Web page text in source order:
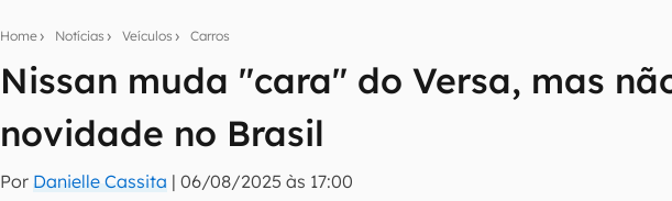
Home Notícias Veículos Carros
Nissan muda "cara" do Versa, mas
novidade no Brasil
Por Danielle Cassita |06/08/2025 às 17:00
Assine a newsletter do Canaltech e receba notícias e reviews sobre tecnologia